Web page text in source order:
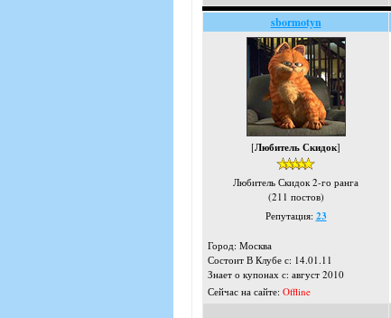
sbormotyn
[Любитель Скидок]
Любитель Скидок 2-го ранга
(211 постов)
Репутация: 23
Город: Москва
Состоит В Клубе с: 14.01.11
Знает о купонах с: август 2010
Сейчас на сайте: Offline